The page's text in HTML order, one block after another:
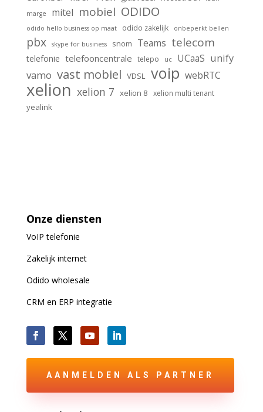
marge mitel mobiel ODIDO
odido hello business op maat odido zakelijk onbeperkt bellen
pbx skype for business snom Teams telecom
telefonie telefooncentrale telepo uc UCaaS unify
vamo vast mobiel VDSL voip webRTC
xelion xelion 7 xelion 8 xelion multi tenant
yealink
Onze diensten
VoIPtelefonie
Zakelijk internet
Odido wholesale
CRM en ERP integratie
AANMELDEN ALS PARTNER